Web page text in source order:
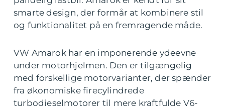
smarte design, der formår at kombinere stil
og funktionalitet på en fremragende måde.
VW Amarok har en imponerende ydeevne
under motorhjelmen. Den er tilgængelig
med forskellige motorvarianter, der spænder
fra økonomiske firecylindrede
turbodieselmotorer til mere kraftfulde V6-